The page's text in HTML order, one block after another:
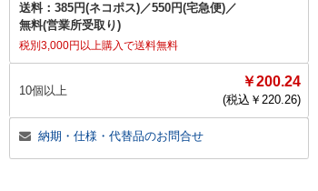
送料： 385円(ネコポス)／550円(宅急便)／
無料(営業所受取り)
税別3,000円以上購入で送料無料
10個以上
￥200.24
(税込￥ 220.26)
納期・仕様・代替品のお問合せ